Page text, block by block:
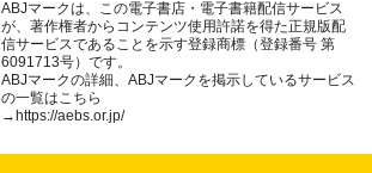
ABJマークは、この電子書店・電子書籍配信サービス
が、著作権者からコンテンツ使用許諾を得た正規版配
信サービスであることを示す登録商標（登録番号 第
6091713号）です。
ABJマークの詳細、ABJマークを掲示しているサービス
の一覧はこちら
→https://aebs.or.jp/